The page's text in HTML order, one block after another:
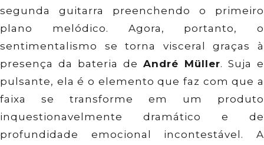
segunda guitarra preenchendo o primeiro
plano melódico. Agora, portanto, o
sentimentalismo se torna visceral graças à
presença da bateria de André Müller. Suja e
pulsante, ela é o elemento que faz com que a
faixa se transforme em um produto
inquestionavelmente dramático e de
profundidade emocional incontestável. A